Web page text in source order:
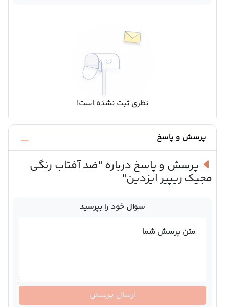
نظری ثبت نشده است!
پرسش و پاسخ
پرسش و پاسخ درباره "ضد آفتاب رنگی
مجیک ریپیر ایزدین"
سوال خود را بپرسید
متن پرسش شما
ارسال پرسش